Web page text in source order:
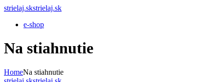
strielaj.skstrielaj.sk
e-shop
Na stiahnutie
HomeNa stiahnutie